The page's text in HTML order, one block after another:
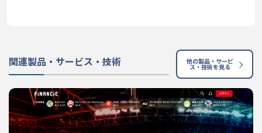
関連製品・サービス・技術 他の製品・サービ
ス・技術を見る